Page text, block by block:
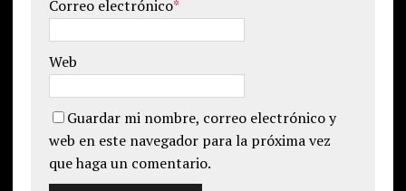
Correo electrónico*
Web
Guardar mi nombre, correo electrónico y
web en este navegador para la próxima vez
que haga un comentario.